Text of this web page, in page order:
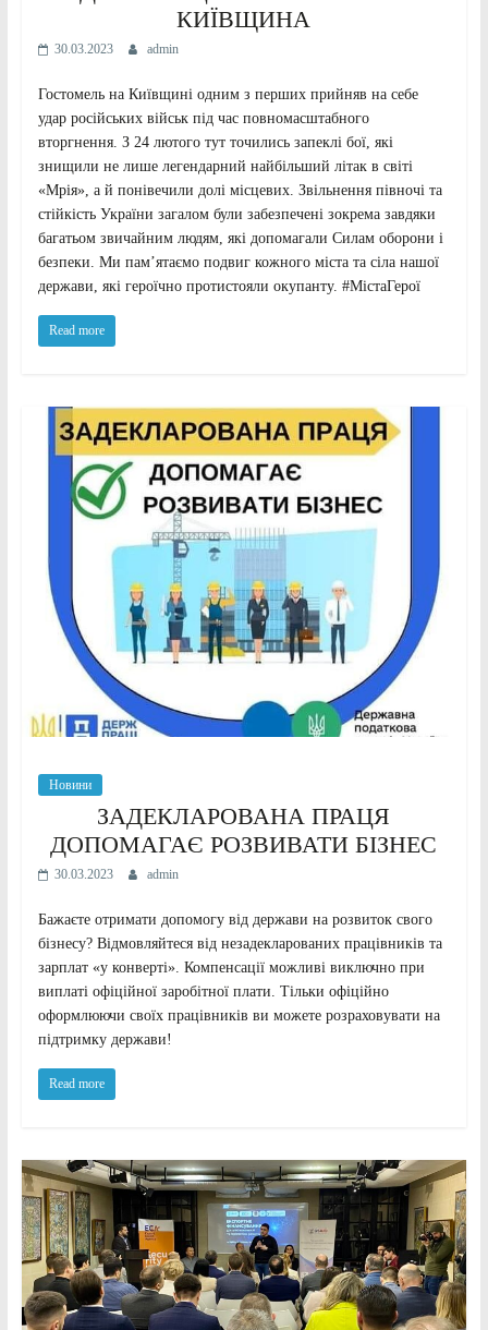
КИЇВЩИНА
30.03.2023 admin
Гостомель на Київщині одним з перших прийняв на себе
удар російських військ під час повномасштабного
вторгнення. З 24 лютого тут точились запеклі бої, які
знищили не лише легендарний найбільший літак в світі
«Мрія», а й понівечили долі місцевих. Звільнення півночі та
стійкість України загалом були забезпечені зокрема завдяки
багатьом звичайним людям, які допомагали Силам оборони і
безпеки. Ми памʼятаємо подвиг кожного міста та сіла нашої
держави, які героїчно протистояли окупанту. #МістаГерої
Read more
Новини
ЗАДЕКЛАРОВАНА ПРАЦЯ
ДОПОМАГАЄ РОЗВИВАТИ БІЗНЕС
30.03.2023 admin
Бажаєте отримати допомогу від держави на розвиток свого
бізнесу? Відмовляйтеся від незадекларованих працівників та
зарплат «у конверті». Компенсації можливі виключно при
виплаті офіційної заробітної плати. Тільки офіційно
оформлюючи своїх працівників ви можете розраховувати на
підтримку держави!
Read more